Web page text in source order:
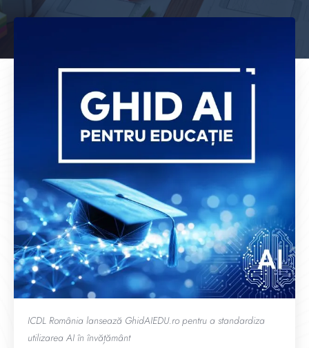
ICDL România lansează GhidAIEDU.ro pentru a standardiza
utilizarea AI în învățământ